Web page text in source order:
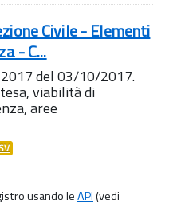
Civile - Elementi
- C...
del 03/10/2017.
viabilità di
aree
usando leAPI(vedi